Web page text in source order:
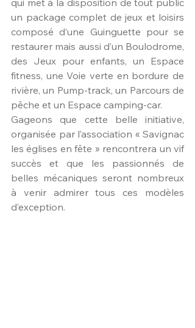
un package complet de jeux et loisirs
composé d’une Guinguette pour se
restaurer mais aussi d’un Boulodrome,
des Jeux pour enfants, un Espace
fitness, une Voie verte en bordure de
rivière, un Pump-track, un Parcours de
pêche et un Espace camping-car.
Gageons que cette belle initiative,
organisée par l’association « Savignac
les églises en fête » rencontrera un vif
succès et que les passionnés de
belles mécaniques seront nombreux
à venir admirer tous ces modèles
d’exception.